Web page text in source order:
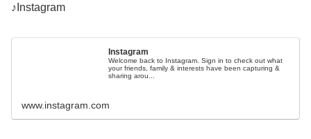
♪Instagram
Instagram
Welcome back to Instagram. Sign in to check out what
your friends, family & interests have been capturing &
sharing arou...
www.instagram.com